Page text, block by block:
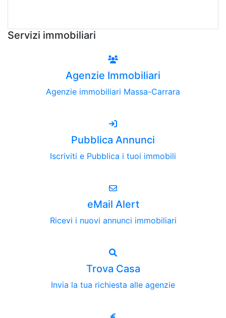
Servizi immobiliari
Agenzie Immobiliari
Agenzie immobiliari Massa-Carrara
Pubblica Annunci
Iscriviti e Pubblica i tuoi immobili
eMail Alert
Ricevi i nuovi annunci immobiliari
Trova Casa
Invia la tua richiesta alle agenzie